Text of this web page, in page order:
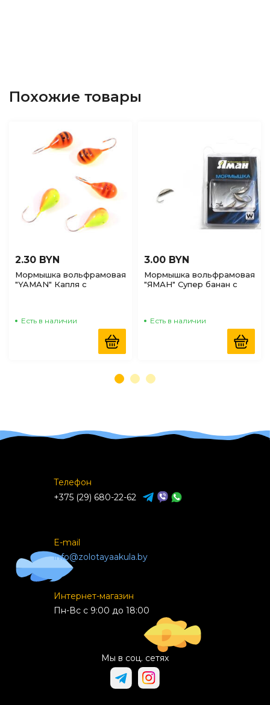
Похожие товары
2.30 BYN
Мормышка вольфрамовая
"YAMAN" Капля с
Есть в наличии
3.00 BYN
Мормышка вольфрамовая
"ЯМАН" Супер банан с
Есть в наличии
Телефон
+375 (29) 680-22-62
E-mail
info@zolotayaakula.by
Интернет-магазин
Пн-Вс с 9:00 до 18:00
Мы в соц. сетях